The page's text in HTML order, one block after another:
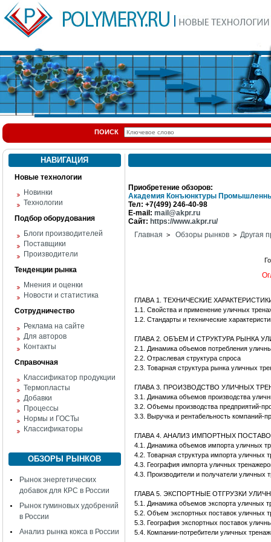
ПОИСК
НАВИГАЦИЯ
Новые технологии
Новинки
Технологии
Подбор оборудования
Блоги производителей
Поставщики
Производители
Тенденции рынка
Мнения и оценки
Новости и статистика
Сотрудничество
Реклама на сайте
Для авторов
Контакты
Справочная
Классификатор продукции
Термопласты
Добавки
Процессы
Нормы и ГОСТы
Классификаторы
ОБЗОРЫ РЫНКОВ
Рынок энергетических
добавок для КРС в России
Рынок гуминовых удобрений
в России
Анализ рынка кокса в России
Приобретение обзоров:
Академия Конъюнктуры
Тел: +7(499) 246-40-98
E-mail: mail@akpr.ru
Сайт: https://www.akpr.ru/
Главная > Обзоры рынков > Другая
ГЛАВА 1. ТЕХНИЧЕСКИЕ
1.1. Свойства и применение уличных
1.2. Стандарты и технические
ГЛАВА 2. ОБЪЕМ И СТРУКТУРА РЫНКА
2.1. Динамика объемов потребления
2.2. Отраслевая структура спроса
2.3. Товарная структура рынка уличных
ГЛАВА 3. ПРОИЗВОДСТВО УЛИЧНЫХ
3.1. Динамика объемов производства
3.2. Объемы производства предприятий-
3.3. Выручка и рентабельность компаний-
ГЛАВА 4. АНАЛИЗ ИМПОРТНЫХ
4.1. Динамика объемов импорта уличных
4.2. Товарная структура импорта уличных
4.3. География импорта уличных
4.3. Производители и получатели уличных
ГЛАВА 5. ЭКСПОРТНЫЕ ОТГРУЗКИ
5.1. Динамика объемов экспорта уличных
5.2. Объем экспортных поставок уличных
5.3. География экспортных поставок
5.4. Компании-потребители уличных